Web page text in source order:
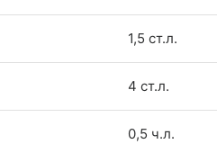
1,5 ст.л.
4 ст.л.
0,5 ч.л.